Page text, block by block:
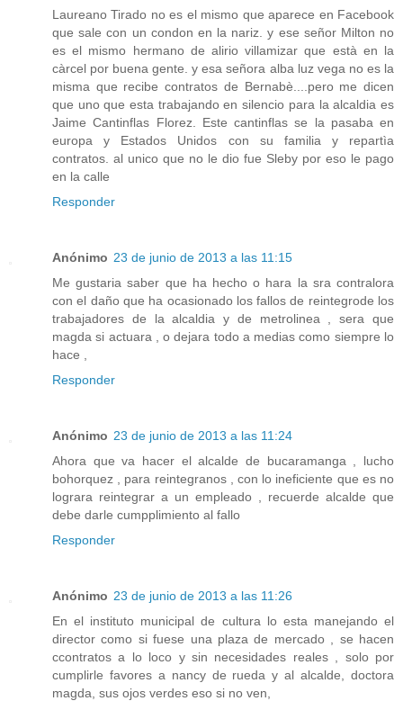
Laureano Tirado no es el mismo que aparece en Facebook
que sale con un condon en la nariz. y ese señor Milton no
es el mismo hermano de alirio villamizar que està en la
càrcel por buena gente. y esa señora alba luz vega no es la
misma que recibe contratos de Bernabè....pero me dicen
que uno que esta trabajando en silencio para la alcaldia es
Jaime Cantinflas Florez. Este cantinflas se la pasaba en
europa y Estados Unidos con su familia y repartìa
contratos. al unico que no le dio fue Sleby por eso le pago
en la calle
Responder
Anónimo 23 de junio de 2013 a las 11:15
Me gustaria saber que ha hecho o hara la sra contralora
con el daño que ha ocasionado los fallos de reintegrode los
trabajadores de la alcaldia y de metrolinea , sera que
magda si actuara , o dejara todo a medias como siempre lo
hace ,
Responder
Anónimo 23 de junio de 2013 a las 11:24
Ahora que va hacer el alcalde de bucaramanga , lucho
bohorquez , para reintegranos , con lo ineficiente que es no
lograra reintegrar a un empleado , recuerde alcalde que
debe darle cumpplimiento al fallo
Responder
Anónimo 23 de junio de 2013 a las 11:26
En el instituto municipal de cultura lo esta manejando el
director como si fuese una plaza de mercado , se hacen
ccontratos a lo loco y sin necesidades reales , solo por
cumplirle favores a nancy de rueda y al alcalde, doctora
magda, sus ojos verdes eso si no ven,